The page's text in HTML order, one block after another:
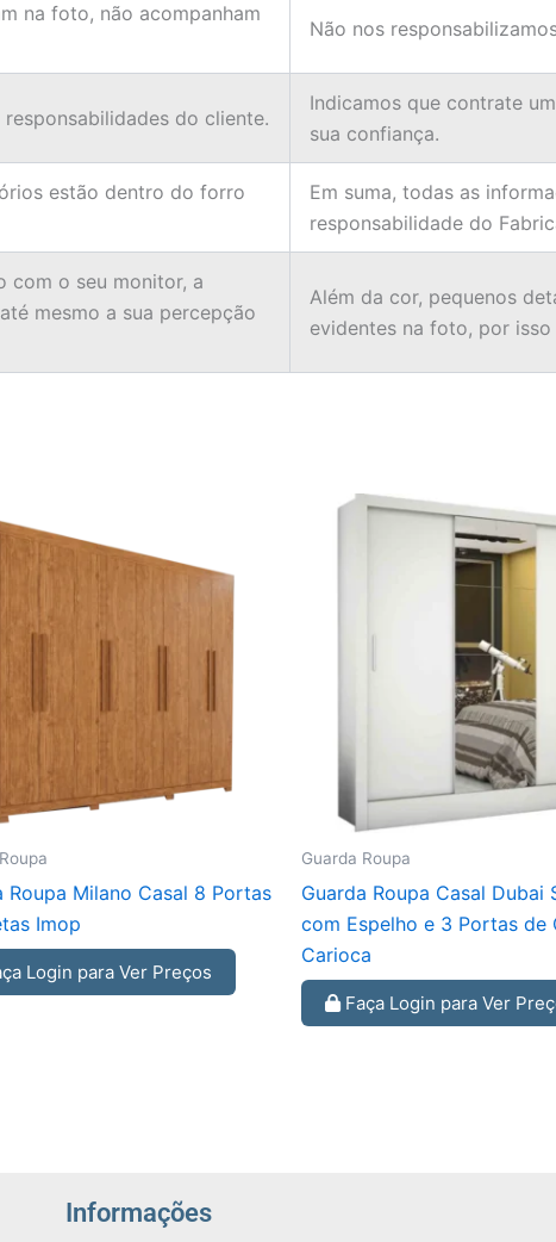
na foto, não acompanham
Não nos
do cliente.
Indicamos que contrate
sua confiança.
estão dentro do forro
Em suma, todas as
responsabilidade do
com o seu monitor, a
mesmo a sua percepção
Além da cor, pequenos
evidentes na foto, por
Roupa Milano Casal 8 Portas
Imop
Login para Ver Preços
Guarda Roupa
Guarda Roupa Casal Dubai
com Espelho e 3 Portas de
Carioca
Faça Login para Ver
Informações